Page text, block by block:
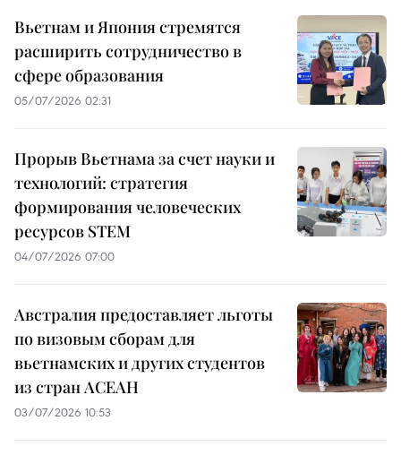
Вьетнам и Япония стремятся
расширить сотрудничество в
сфере образования
05/07/2026 02:31
Прорыв Вьетнама за счет науки и
технологий: стратегия
формирования человеческих
ресурсов STEM
04/07/2026 07:00
Австралия предоставляет льготы
по визовым сборам для
вьетнамских и других студентов
из стран АСЕАН
03/07/2026 10:53